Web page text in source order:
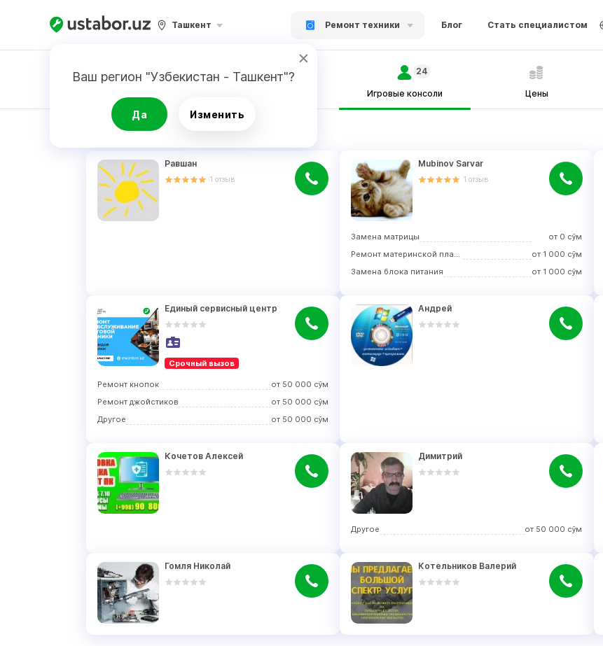
Ташкент Ремонт техники Блог Стать специалистом
Ваш регион "Узбекистан - Ташкент"?
Да Изменить
Игровые консоли
24
Цены
РЕЗУЛЬТАТ
Равшан
1 отзыв
Mubinov Sarvar
1отзыв
Замена матрицы от 0 сўм
Ремонт материнской платы
от 1 000 сўм
Замена блока питания
от 1 000 сўм
Единый сервисный центр
Срочный вызов
Ремонт кнопок от 50 000 сўм
Ремонт джойстиков
от 50 000 сўм
Другое
от 50 000 сўм
Андрей
Кочетов Алексей Димитрий
Другое от 50 000 сўм
Гомля Николай Котельников Валерий